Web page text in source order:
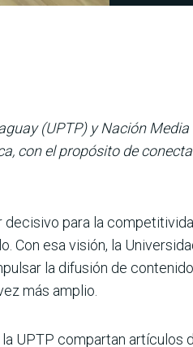
(UPTP) y Nación
con el propósito de
para la
esa visión, la
la difusión de
más amplio.
UPTP compartan artículos